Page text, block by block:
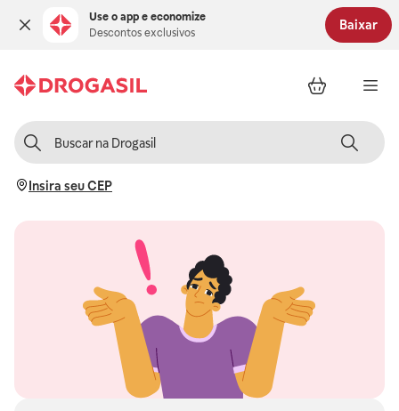
Use o app e economize
Descontos exclusivos
Baixar
Insira seu CEP